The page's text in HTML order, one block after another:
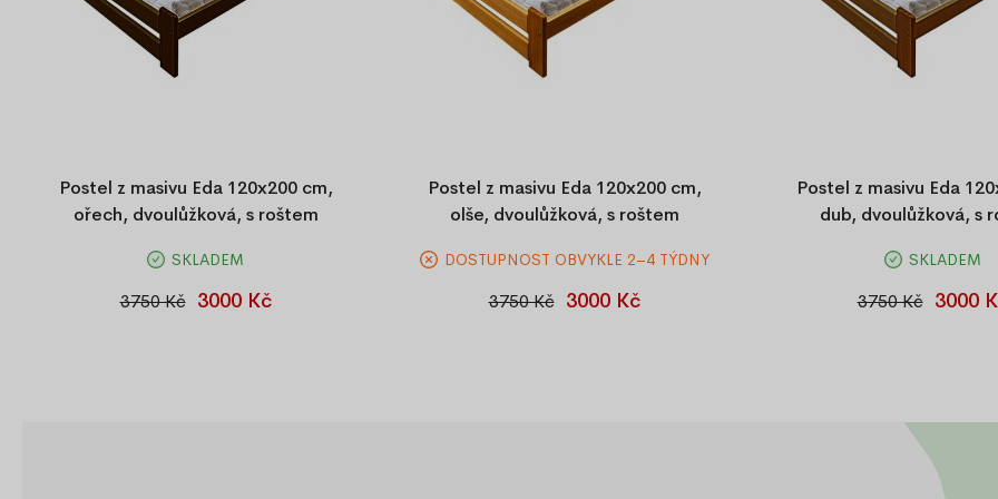
Postel z masivu Eda 120x200 cm,
ořech, dvoulůžková, s roštem
Postel Eda 120×200 cm z masivní borovice
pevný laťkový rošt a středová podpůrná
SKLADEM
3750 Kč 3000 Kč
Postel z masivu Eda 120x200 cm,
olše, dvoulůžková, s roštem
Postel Eda 120×200 cm z masivní borovice
laťkového roštu a středové podpůrné nohy
DOSTUPNOST OBVYKLE 2–4 TÝDNY
3750 Kč 3000 Kč
Postel z masivu Eda
dub, dvoulůžková, s
Postel Eda 120×200 cm z
je laťkový rošt a podpůrná
SKLADEM
3750 Kč 3000